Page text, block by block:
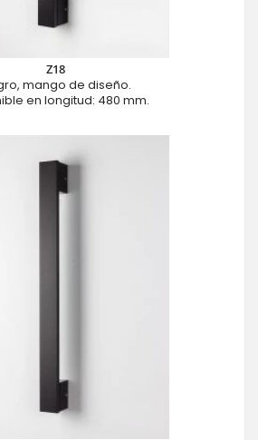
Z18
mango de diseño.
en longitud: 480 mm.